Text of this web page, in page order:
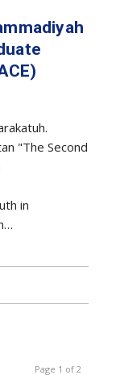
"The Second
in
Page 1 of 2